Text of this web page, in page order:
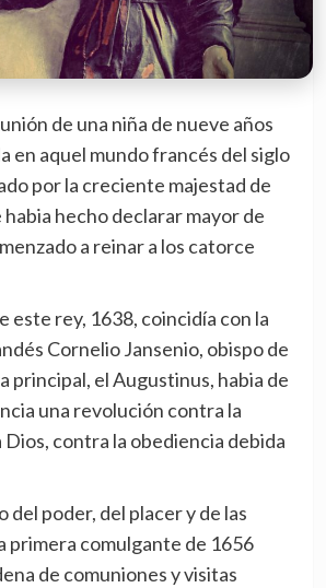
de una niña de nueve años
en aquel mundo francés del siglo
por la creciente majestad de
habia hecho declarar mayor de
a reinar a los catorce
este rey, 1638, coincidía con la
Cornelio Jansenio, obispo de
principal, el Augustinus, habia de
una revolución contra la
Dios, contra la obediencia debida
del poder, del placer y de las
primera comulgante de 1656
de comuniones y visitas